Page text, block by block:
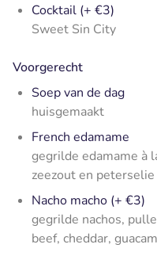
Cocktail (+ €3)
Sweet Sin City
Voorgerecht
Soep van de dag
huisgemaakt
French edamame
gegrilde edamame à
zeezout en peterselie
Nacho macho (+ €3)
gegrilde nachos,
beef, cheddar,